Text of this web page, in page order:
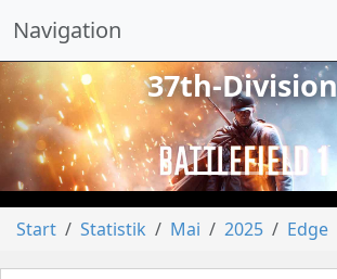
Navigation
vorheriges
37th-Division
Start Statistik Mai 2025 Edge